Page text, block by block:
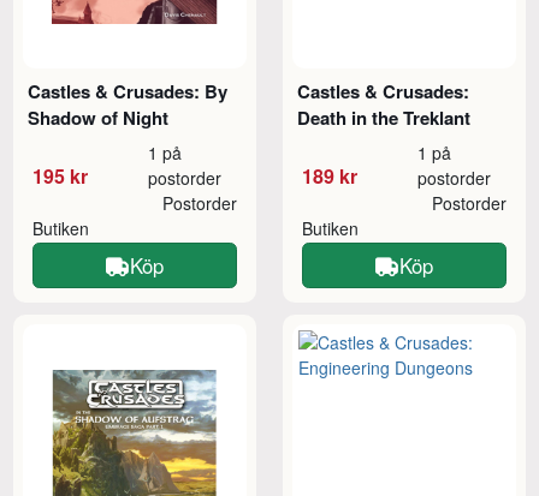
Castles & Crusades: By
Shadow of Night
195 kr
1 på
postorder
Butiken
Postorder
Köp
Castles & Crusades:
Death in the Treklant
189 kr
1 på
postorder
Butiken
Postorder
Köp